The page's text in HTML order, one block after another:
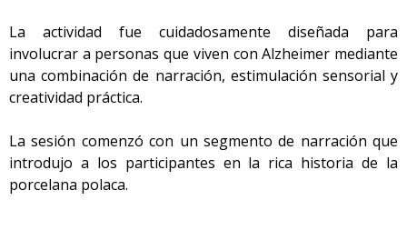
La actividad fue cuidadosamente diseñada para
involucrar a personas que viven con Alzheimer mediante
una combinación de narración, estimulación sensorial y
creatividad práctica.
La sesión comenzó con un segmento de narración que
introdujo a los participantes en la rica historia de la
porcelana polaca.